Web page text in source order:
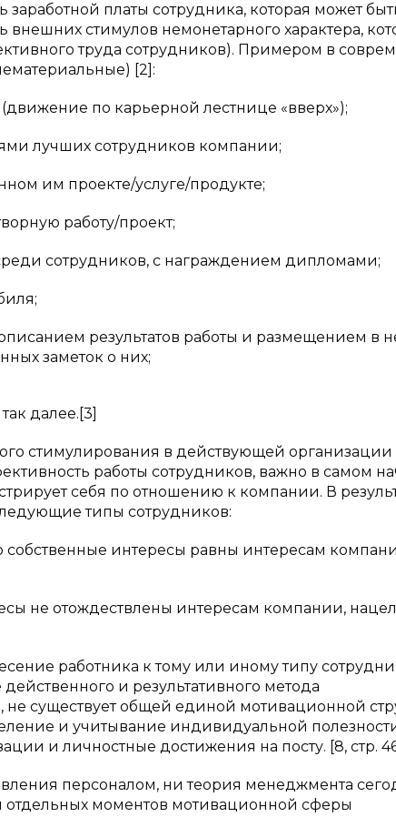
платы сотрудника, которая может
стимулов немонетарного характера,
труда сотрудников). Примером в
[2]:
по карьерной лестнице «вверх»);
лучших сотрудников компании;
им проекте/услуге/продукте;
работу/проект;
сотрудников, с награждением дипломами;
результатов работы и размещением в
заметок о них;
далее.[3]
стимулирования в действующей организации
работы сотрудников, важно в самом
себя по отношению к компании. В
типы сотрудников:
интересы равны интересам
не отождествлены интересам компании,
работника к тому или иному типу
и результативного метода
существует общей единой мотивационной
и учитывание индивидуальной
и личностные достижения на посту. [8, стр.
персоналом, ни теория менеджмента
отдельных моментов мотивационной сферы